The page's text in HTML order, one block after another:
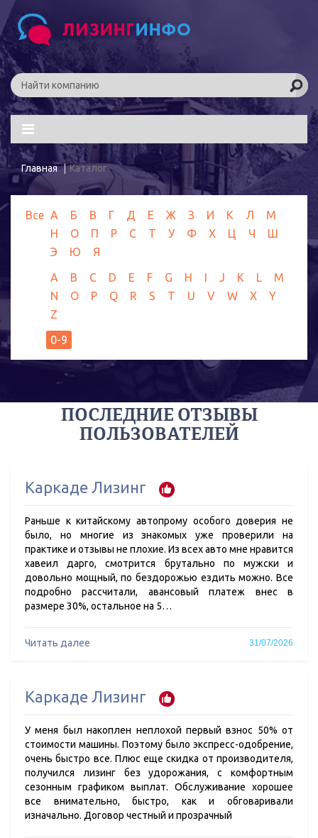
Главная Каталог
Все А Б В Г Д Е Ж З И К Л
М
Н
О П Р С Т У Ф Х Ц Ч
Ш
Э
Ю
Я
A
B C D E F G H I J K L
M
N
O P Q R S T U V W X
Y
Z
0-9
ПОСЛЕДНИЕ ОТЗЫВЫ
ПОЛЬЗОВАТЕЛЕЙ
Каркаде Лизинг
Раньше к китайскому автопрому особого доверия не
было, но многие из знакомых уже проверили на
практике и отзывы не плохие. Из всех авто мне нравится
хавеил дарго, смотрится брутально по мужски и
довольно мощный, по бездорожью ездить можно. Все
подробно рассчитали, авансовый платеж внес в
размере 30%, остальное на 5…
Читать далее 31/07/2026
Каркаде Лизинг
У меня был накоплен неплохой первый взнос 50% от
стоимости машины. Поэтому было экспресс-одобрение,
очень быстро все. Плюс еще скидка от производителя,
получился лизинг без удорожания, с комфортным
сезонным графиком выплат. Обслуживание хорошее
все внимательно, быстро, как и обговаривали
изначально. Договор честный и прозрачный